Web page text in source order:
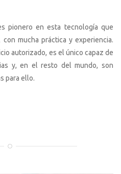
pionero en esta tecnología que
mucha práctica y experiencia.
autorizado, es el único capaz de
y, en el resto del mundo, son
para ello.